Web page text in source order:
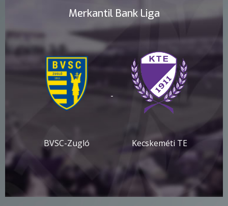
Merkantil Bank Liga
BVSC-Zugló
-
Kecskeméti TE